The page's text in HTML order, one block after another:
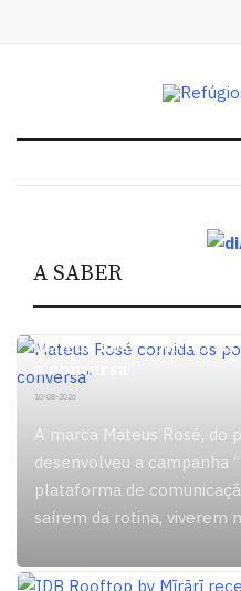
A SABER
Mateus Rosé convida
a conversa”
10-08-2026
A marca Mateus Rosé, do
desenvolveu a campanha
plataforma de
saírem da rotina, viverem